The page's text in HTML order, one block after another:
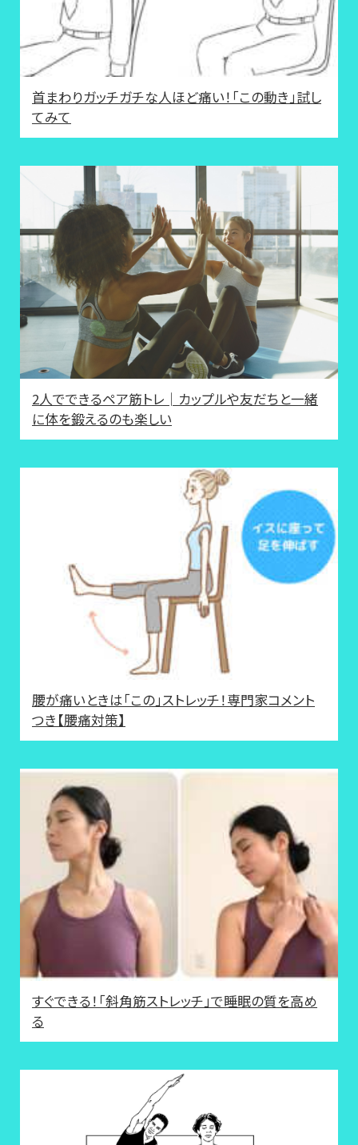
首まわりガッチガチな人ほど痛い！「この動き」試し
てみて
2人でできるペア筋トレ│カップルや友だちと一緒
に体を鍛えるのも楽しい
腰が痛いときは「この」ストレッチ！専門家コメント
つき【腰痛対策】
すぐできる！「斜角筋ストレッチ」で睡眠の質を高め
る